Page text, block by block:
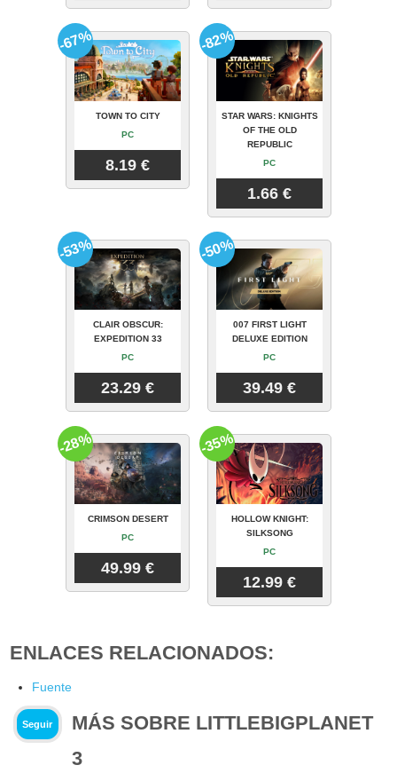
TOWN TO CITY
PC
8.19 €
-67%
STAR WARS: KNIGHTS
OF THE OLD
REPUBLIC
PC
1.66 €
-82%
CLAIR OBSCUR:
EXPEDITION 33
PC
23.29 €
-53%
007 FIRST LIGHT
DELUXE EDITION
PC
39.49 €
-50%
CRIMSON DESERT
PC
49.99 €
-28%
HOLLOW KNIGHT:
SILKSONG
PC
12.99 €
-35%
ENLACES RELACIONADOS:
Fuente
Seguir
MÁS SOBRE LITTLEBIGPLANET
3